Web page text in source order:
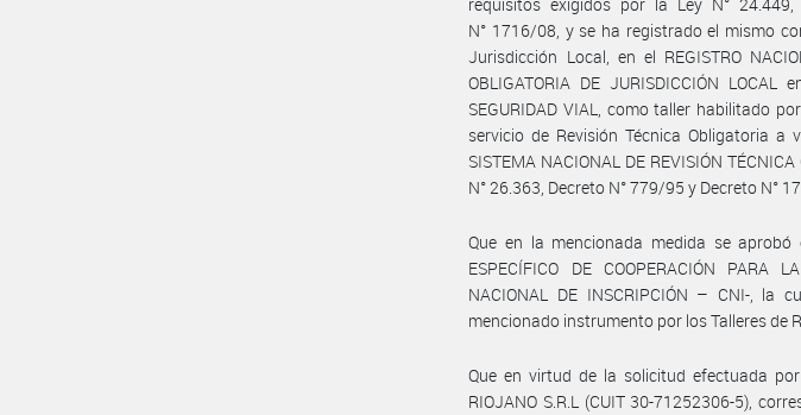
N° 1716/08, y se ha registrado el mismo
Jurisdicción Local, en el REGISTRO
OBLIGATORIA DE JURISDICCIÓN
SEGURIDAD VIAL, como taller habilitado
servicio de Revisión Técnica Obligatoria
SISTEMA NACIONAL DE REVISIÓN
N° 26.363, Decreto N° 779/95 y Decreto N°
Que en la mencionada medida se aprobó
ESPECÍFICO DE COOPERACIÓN PARA
NACIONAL DE INSCRIPCIÓN – CNI-, la
mencionado instrumento por los Talleres de
Que en virtud de la solicitud efectuada por
RIOJANO S.R.L (CUIT 30-71252306-5),